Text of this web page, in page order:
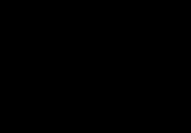
Процесс оформления оказался
ценит отличное качество.